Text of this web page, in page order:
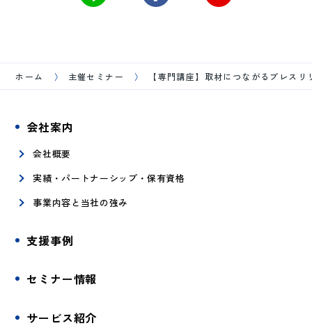
ホーム 主催セミナー 【専門講座】取材につながるプレス
会社案内
会社概要
実績・パートナーシップ・保有資格
事業内容と当社の強み
支援事例
セミナー情報
サービス紹介